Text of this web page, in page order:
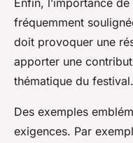
Enfin, l’importance de
fréquemment
doit provoquer une
apporter une
thématique du festival.
Des exemples
exigences. Par